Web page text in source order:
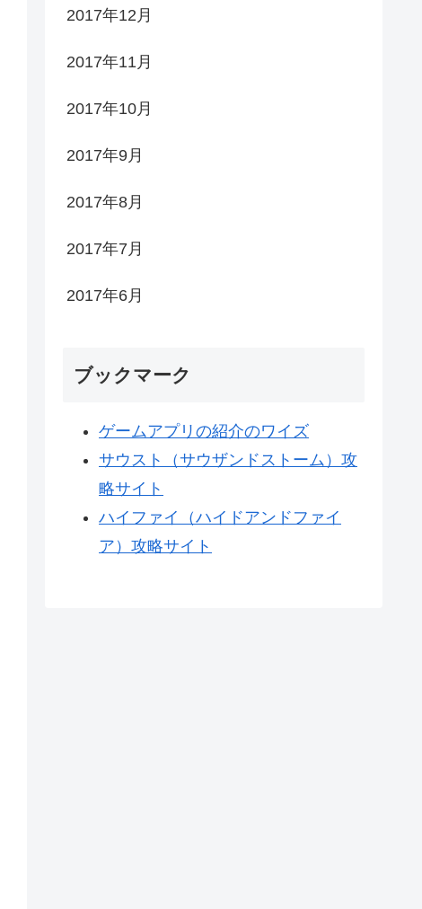
2017年12月
2017年11月
2017年10月
2017年9月
2017年8月
2017年7月
2017年6月
ブックマーク
ゲームアプリの紹介のワイズ
サウスト（サウザンドストーム）攻
略サイト
ハイファイ（ハイドアンドファイ
ア）攻略サイト